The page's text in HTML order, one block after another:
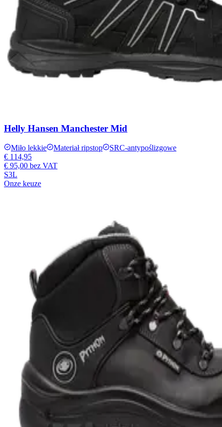
Helly Hansen Manchester Mid
Miło lekkie Materiał ripstop
SRC-antypoślizgowe
€ 114,95
€ 95,00 bez VAT
S3L
Onze keuze